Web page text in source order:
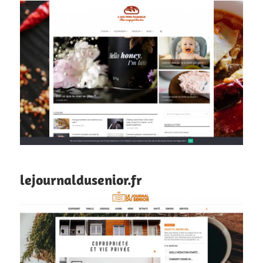
lejournaldusenior.fr